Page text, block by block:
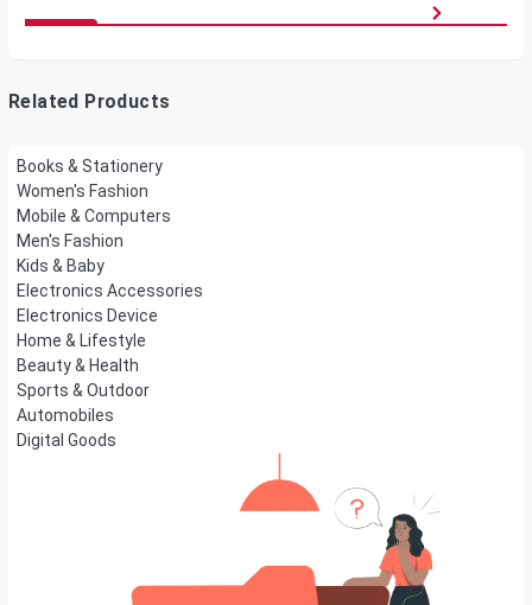
Related Products
Books & Stationery
Women's Fashion
Mobile & Computers
Men's Fashion
Kids & Baby
Electronics Accessories
Electronics Device
Home & Lifestyle
Beauty & Health
Sports & Outdoor
Automobiles
Digital Goods